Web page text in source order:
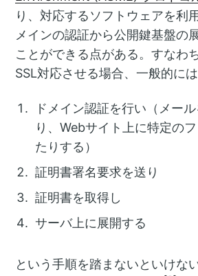
り、対応するソフトウェアを利
メインの認証から公開鍵基盤の
ことができる点がある。すなわ
SSL対応させる場合、一般的には
ドメイン認証を行い（メー
り、Webサイト上に特定の
たりする）
証明書署名要求を送り
証明書を取得し
サーバ上に展開する
という手順を踏まないといけな